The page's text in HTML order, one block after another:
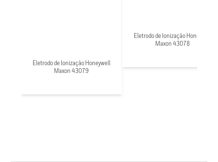
Eletrodo de Ionização Honeywell
Maxon 43079
Eletrodo de Ionização Honeywell
Maxon 43078